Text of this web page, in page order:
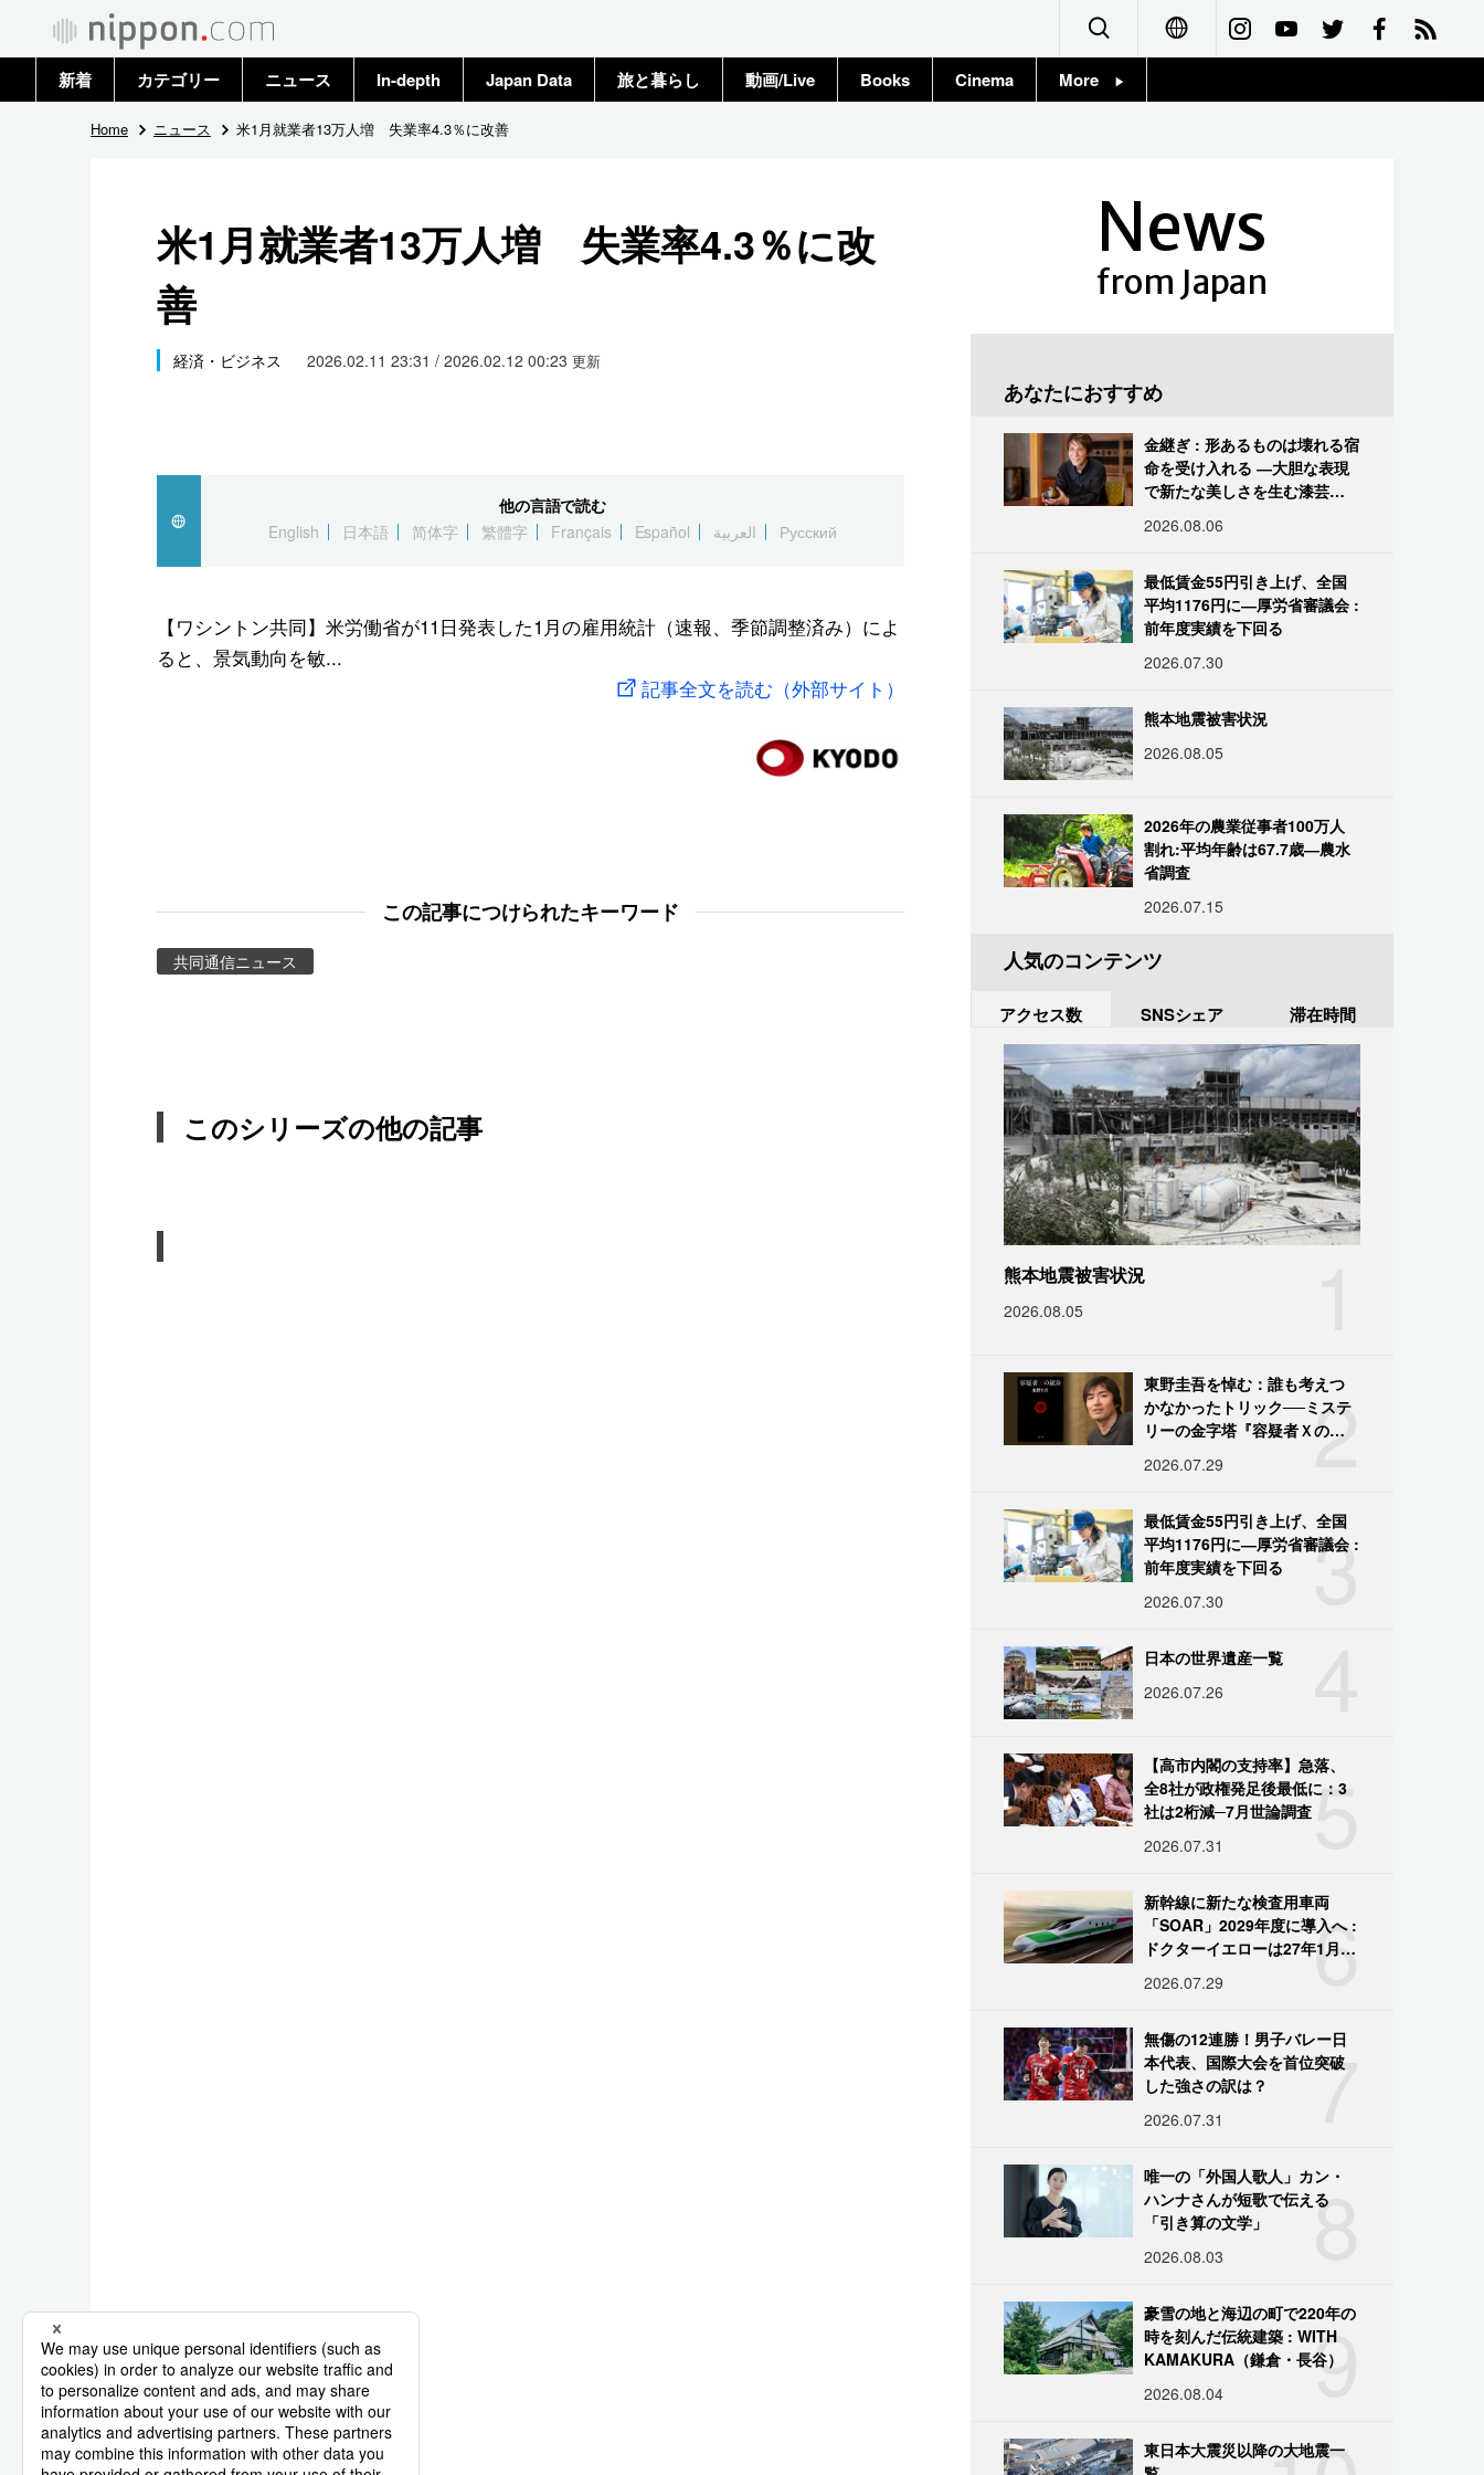
Français
新着 カテゴリー
政治・外交
国際
社会
文化
スポーツ・東京2020
ニュース
トップ
In-depth Japan Data 旅と暮らし 動画/Live Books Cinema More
Home ニュース 米1月就業者13万人増 失業率4.3％に改善
米1月就業者13万人増 失業率4.3％に改
善
経済・ビジネス 2026.02.11 23:31 / 2026.02.12 00:23 更新
他の言語で読む
English
日本語 简体字 繁體字 Français Español العربية Русский
【ワシントン共同】米労働省が11日発表した1月の雇用統計（速報、季節調整済み）によ
ると、景気動向を敏...
記事全文を読む（外部サイト）
この記事につけられたキーワード
共同通信ニュース
このシリーズの他の記事
News
from Japan
あなたにおすすめ
金継ぎ : 形あるものは壊れる宿
命を受け入れる ―大胆な表現
で新たな美しさを生む漆芸修
2026.08.06
最低賃金55円引き上げ、全国
平均1176円に―厚労省審議会 :
前年度実績を下回る
2026.07.30
熊本地震被害状況
2026.08.05
2026年の農業従事者100万人
割れ:平均年齢は67.7歳―農水
省調査
2026.07.15
人気のコンテンツ
アクセス数 SNSシェア 滞在時間
熊本地震被害状況
2026.08.05
2
東野圭吾を悼む：誰も考えつ
かなかったトリック──ミステ
リーの金字塔『容疑者Ｘの献
2026.07.29
3
最低賃金55円引き上げ、全国
平均1176円に―厚労省審議会 :
前年度実績を下回る
2026.07.30
日本の世界遺産一覧
2026.07.26
5
【高市内閣の支持率】急落、
全8社が政権発足後最低に：3
社は2桁減─7月世論調査
2026.07.31
6
新幹線に新たな検査用車両
「SOAR」2029年度に導入へ :
ドクターイエローは27年1月に
2026.07.29
7
無傷の12連勝！男子バレー日
本代表、国際大会を首位突破
した強さの訳は？
2026.07.31
8
唯一の「外国人歌人」カン・
ハンナさんが短歌で伝える
「引き算の文学」
2026.08.03
9
豪雪の地と海辺の町で220年の
時を刻んだ伝統建築 : WITH
KAMAKURA（鎌倉・長谷）
2026.08.04
東日本大震災以降の大地震一